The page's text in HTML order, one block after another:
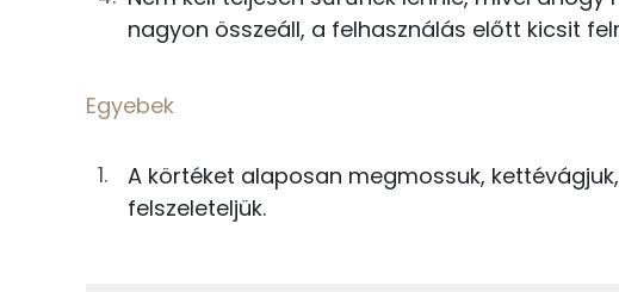
Szelén
Magnézium
nagyon összeáll, a felhasználás előtt kicsit
Egyebek
A körtéket alaposan megmossuk,
felszeleteljük.